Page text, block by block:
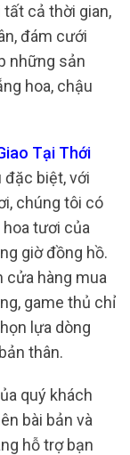
cả thời gian,
đám cưới
những sản
hoa, chậu
Tại Thới
đặc biệt, với
chúng tôi có
tươi của
giờ đồng hồ.
cửa hàng mua
game thủ chỉ
lựa dòng
thân.
quý khách
bài bản và
hỗ trợ bạn